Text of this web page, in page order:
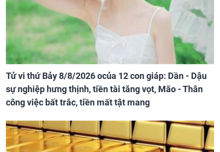
Tử vi thứ Bảy 8/8/2026 ocủa 12 con giáp: Dần - Dậu
sự nghiệp hưng thịnh, tiền tài tăng vọt, Mão - Thân
công việc bất trắc, tiền mất tật mang